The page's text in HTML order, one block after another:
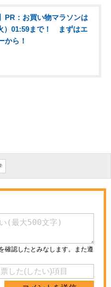
PR：お買い物マラソンは
）01:59まで！ まずはエ
から！